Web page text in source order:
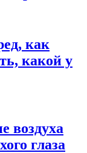
как
какой у
воздуха
глаза